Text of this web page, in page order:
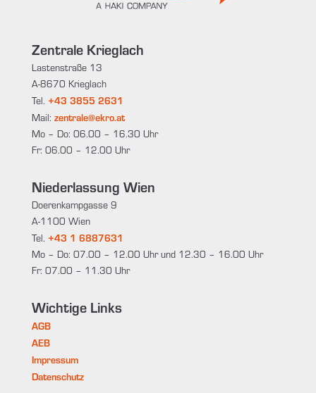
Zentrale Krieglach
Lastenstraße 13
A-8670 Krieglach
Tel. +43 3855 2631
Mail: zentrale@ekro.at
Mo – Do: 06.00 – 16.30 Uhr
Fr: 06.00 – 12.00 Uhr
Niederlassung Wien
Doerenkampgasse 9
A-1100 Wien
Tel. +43 1 6887631
Mo – Do: 07.00 – 12.00 Uhr und 12.30 – 16.00 Uhr
Fr: 07.00 – 11.30 Uhr
Wichtige Links
AGB
AEB
Impressum
Datenschutz